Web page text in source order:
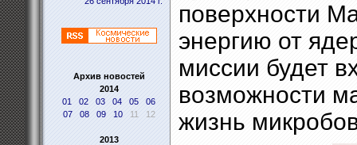
Архив новостей
2014
01
02 03 04 05
06
07
08 09 10 11 12
2013
поверхности
энергию от
миссии будет
возможности
жизнь